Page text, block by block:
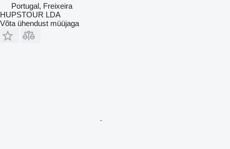
Portugal, Freixeira
HUPSTOUR LDA
Võta ühendust müüjaga